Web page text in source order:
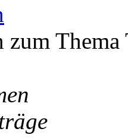
zum